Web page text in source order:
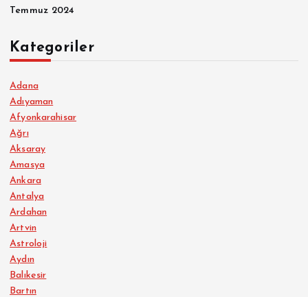
Temmuz 2024
Kategoriler
Adana
Adıyaman
Afyonkarahisar
Ağrı
Aksaray
Amasya
Ankara
Antalya
Ardahan
Artvin
Astroloji
Aydın
Balıkesir
Bartın